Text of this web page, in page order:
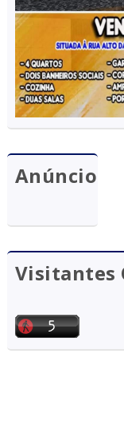
Anúncio
Visitantes